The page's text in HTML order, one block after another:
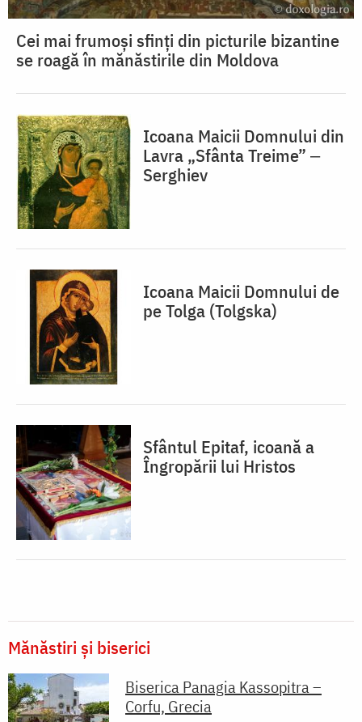
Cei mai frumoși sfinți din picturile bizantine
se roagă în mănăstirile din Moldova
Icoana Maicii Domnului din
Lavra „Sfânta Treime” ‒
Serghiev
Icoana Maicii Domnului de
pe Tolga (Tolgska)
Sfântul Epitaf, icoană a
Îngropării lui Hristos
Mănăstiri și biserici
Biserica Panagia Kassopitra –
Corfu, Grecia